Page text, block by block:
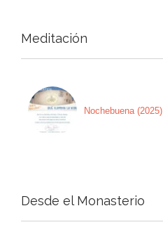
Meditación
Nochebuena (2025)
Desde el Monasterio